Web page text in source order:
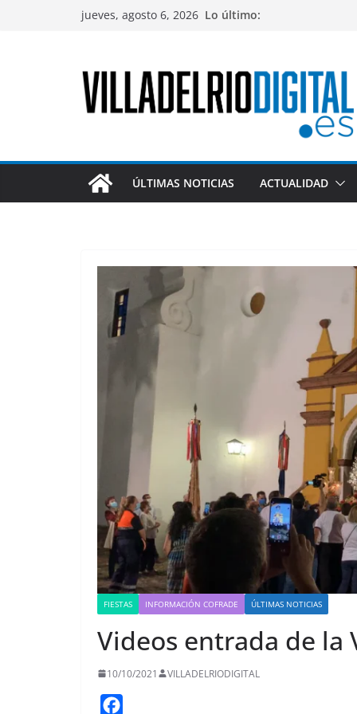
jueves, agosto 6, 2026 Lo último:
ÚLTIMAS NOTICIAS ACTUALIDAD
FIESTAS INFORMACIÓN COFRADE ÚLTIMAS NOTICIAS
Videos entrada de la
10/10/2021 VILLADELRIODIGITAL